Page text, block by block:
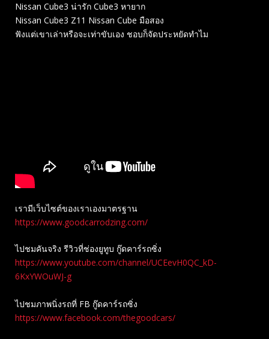
Nissan Cube3 น่ารัก Cube3 หายาก
Nissan Cube3 Z11 Nissan Cube มือสอง
ฟังแต่เขาเล่าหรือจะเท่าขับเอง ชอบก็จัดประหยัดทำไม
เรามีเว็บไซต์ของเราเองมาตรฐาน
https://www.goodcarrodzing.com/
ไปชมคันจริง รีวิวที่ช่องยู​ทูบ​ กู๊ดคาร์รถซิ่ง
https://www.youtube.com/channel/UCEevH0QC_kD-
6KxYWOuWJ-g
ไปชมภาพนิ่งรถที่ FB กู๊ดคาร์รถซิ่ง
https://www.facebook.com/thegoodcars/